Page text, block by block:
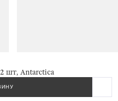
шт, Antarctica